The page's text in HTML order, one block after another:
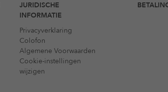
JURIDISCHE
INFORMATIE
Privacyverklaring
Colofon
Algemene Voorwaarden
Cookie-instellingen
wijzigen